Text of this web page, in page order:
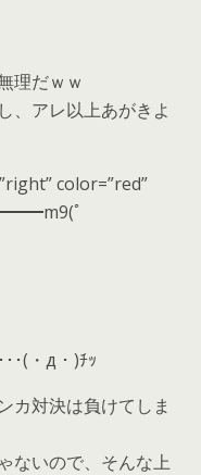
理だｗｗ
、アレ以上あがきよ
color=”red”
ﾟ
･(・д・)ﾁｯ
カ対決は負けてしま
ないので、そんな上